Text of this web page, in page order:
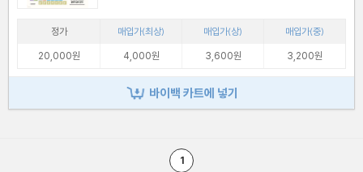
정가 매입가(최상) 매입가(상)
매입가(중)
20,000원
4,000원 3,600원 3,200원
바이백 카트에 넣기
1